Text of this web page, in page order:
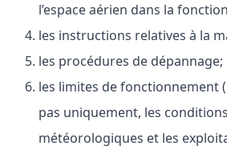
l’espace aérien dans la
les instructions relatives à la
les procédures de dépannage;
les limites de fonctionnement
pas uniquement, les conditions
météorologiques et les